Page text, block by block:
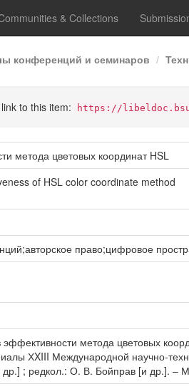
& Collections
конференций и семинаров
to this item: https://
метода цветовых координат HSL
of HSL color coordinate method
право;цифровое
метода цветовых
ХXIII Международной научно-
др.] ; редкол.: О. В. Бойправ [и др.]. –